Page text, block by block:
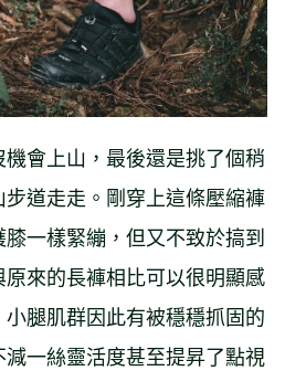
會上山，最後還是挑了個稍
道走走。剛穿上這條壓縮褲
一樣緊繃，但又不致於搞到
來的長褲相比可以很明顯感
腿肌群因此有被穩穩抓固的
一絲靈活度甚至提昇了點視